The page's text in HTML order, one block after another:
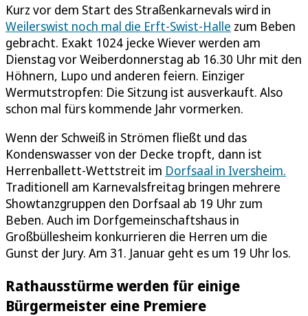
Kurz vor dem Start des Straßenkarnevals wird in
Weilerswist noch mal die Erft-Swist-Halle zum Beben
gebracht. Exakt 1024 jecke Wiever werden am
Dienstag vor Weiberdonnerstag ab 16.30 Uhr mit den
Höhnern, Lupo und anderen feiern. Einziger
Wermutstropfen: Die Sitzung ist ausverkauft. Also
schon mal fürs kommende Jahr vormerken.
Wenn der Schweiß in Strömen fließt und das
Kondenswasser von der Decke tropft, dann ist
Herrenballett-Wettstreit im Dorfsaal in Iversheim.
Traditionell am Karnevalsfreitag bringen mehrere
Showtanzgruppen den Dorfsaal ab 19 Uhr zum
Beben. Auch im Dorfgemeinschaftshaus in
Großbüllesheim konkurrieren die Herren um die
Gunst der Jury. Am 31. Januar geht es um 19 Uhr los.
Rathausstürme werden für einige
Bürgermeister eine Premiere